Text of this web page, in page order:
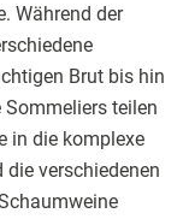
Während der
Brut bis hin
Sommeliers teilen
in die komplexe
verschiedenen